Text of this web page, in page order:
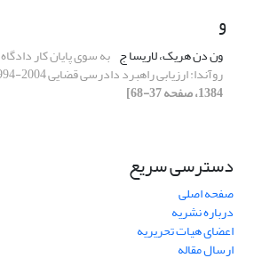
و
ون دن هریک، لاریسا ج به سوی پایان کار
رو‌آندا: ارزیابی راهبرد دادرسی قضایی 2004-1994
1384، صفحه 37-68]
دسترسی سریع
صفحه اصلی
درباره نشریه
اعضای هیات تحریریه
ارسال مقاله